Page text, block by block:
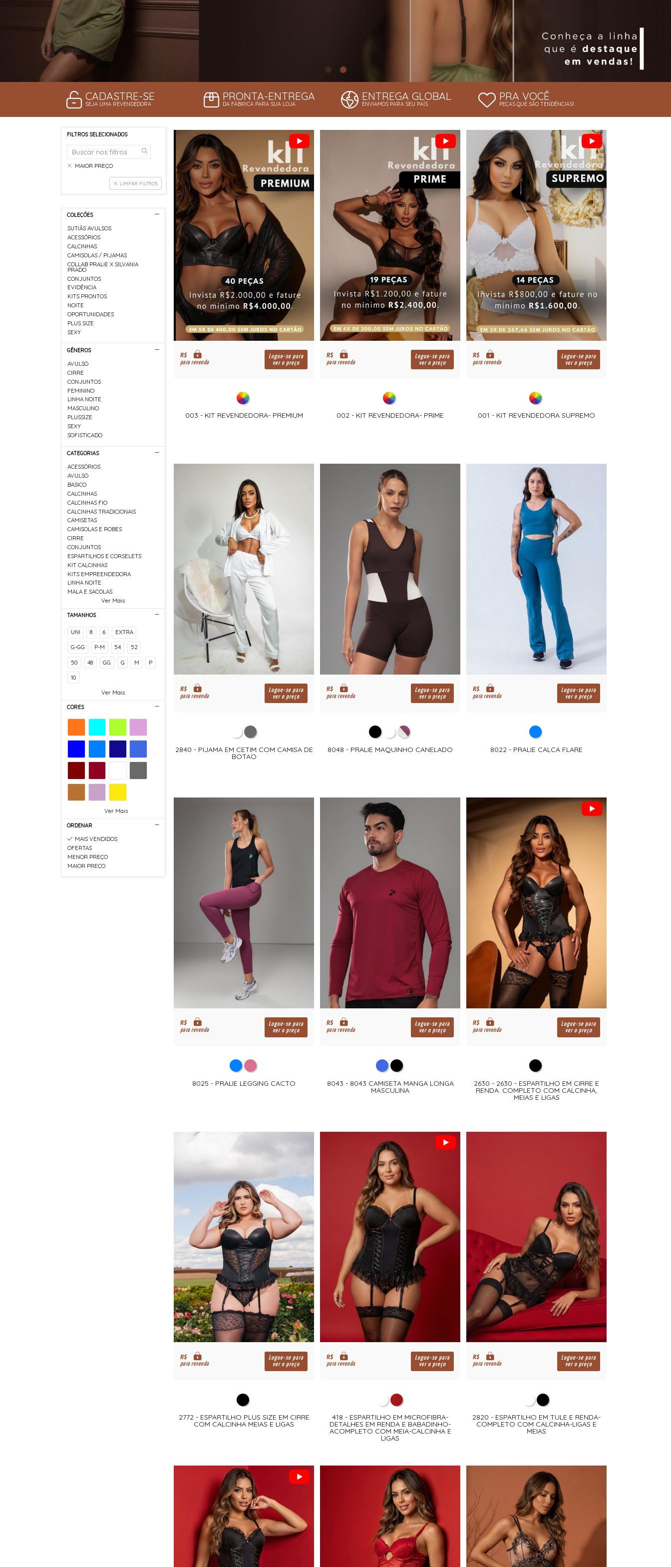
CADASTRE-SE
SEJA UMA REVENDEDORA
PRONTA-ENTREGA
DA FÁBRICA PARA SUA LOJA
ENTREGA GLOBAL
ENVIAMOS PARA SEU PAÍS
PRA VOCÊ
PEÇAS QUE SÃO TENDÊNCIAS!
FILTROS SELECIONADOS
MAIOR PREÇO
LIMPAR FILTROS
COLEÇÕES
SUTIÃS AVULSOS
ACESSÓRIOS
CALCINHAS
CAMISOLAS / PIJAMAS
COLLAB PRALIE X SILVANIA
PRADO
CONJUNTOS
EVIDÊNCIA
KITS PRONTOS
NOITE
OPORTUNIDADES
PLUS SIZE
SEXY
GÊNEROS
AVULSO
CIRRE
CONJUNTOS
FEMININO
LINHA NOITE
MASCULINO
PLUSSIZE
SEXY
SOFISTICADO
CATEGORIAS
ACESSÓRIOS
AVULSO
BASICO
CALCINHAS
CALCINHAS FIO
CALCINHAS TRADICIONAIS
CAMISETAS
CAMISOLAS E ROBES
CIRRE
CONJUNTOS
ESPARTILHOS E CORSELETS
KIT CALCINHAS
KITS EMPREENDEDORA
LINHA NOITE
MALA E SACOLAS
Ver Mais
TAMANHOS
UNI 8 6 EXTRA
G-GG P-M 54 52
50 48 GG G M P
10
Ver Mais
CORES
Ver Mais
ORDENAR
MAIS VENDIDOS
OFERTAS
MENOR PREÇO
MAIOR PREÇO
R$
para revenda
Logue-se para
ver o preço
003 - KIT REVENDEDORA- PREMIUM
R$
para revenda
Logue-se para
ver o preço
002 - KIT REVENDEDORA- PRIME
R$
para revenda
Logue-se para
ver o preço
001 - KIT REVENDEDORA SUPREMO
R$
para revenda
Logue-se para
ver o preço
2840 - PIJAMA EM CETIM COM CAMISA DE
BOTAO
R$
para revenda
Logue-se para
ver o preço
8048 - PRALIE MAQUINHO CANELADO
R$
para revenda
Logue-se para
ver o preço
8022 - PRALIE CALCA FLARE
R$
para revenda
Logue-se para
ver o preço
8025 - PRALIE LEGGING CACTO
R$
para revenda
Logue-se para
ver o preço
8043 - 8043 CAMISETA MANGA LONGA
MASCULINA
R$
para revenda
Logue-se para
ver o preço
2630 - 2630 - ESPARTILHO EM CIRRE E
RENDA. COMPLETO COM CALCINHA,
MEIAS E LIGAS
R$
para revenda
Logue-se para
ver o preço
2772 - ESPARTILHO PLUS SIZE EM CIRRE
COM CALCINHA MEIAS E LIGAS
R$
para revenda
Logue-se para
ver o preço
418 - ESPARTILHO EM MICROFIBRA-
DETALHES EM RENDA E BABADINHO-
ACOMPLETO COM MEIA-CALCINHA E
LIGAS
R$
para revenda
Logue-se para
ver o preço
2820 - ESPARTILHO EM TULE E RENDA-
COMPLETO COM CALCINHA-LIGAS E
MEIAS